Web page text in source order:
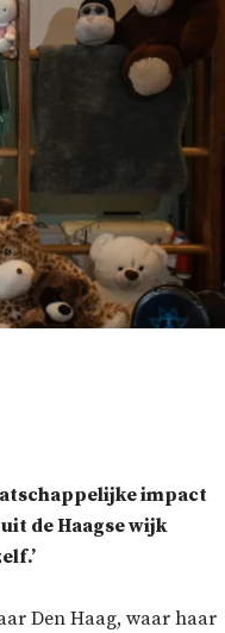
impact
de Haagse wijk
Den Haag, waar haar